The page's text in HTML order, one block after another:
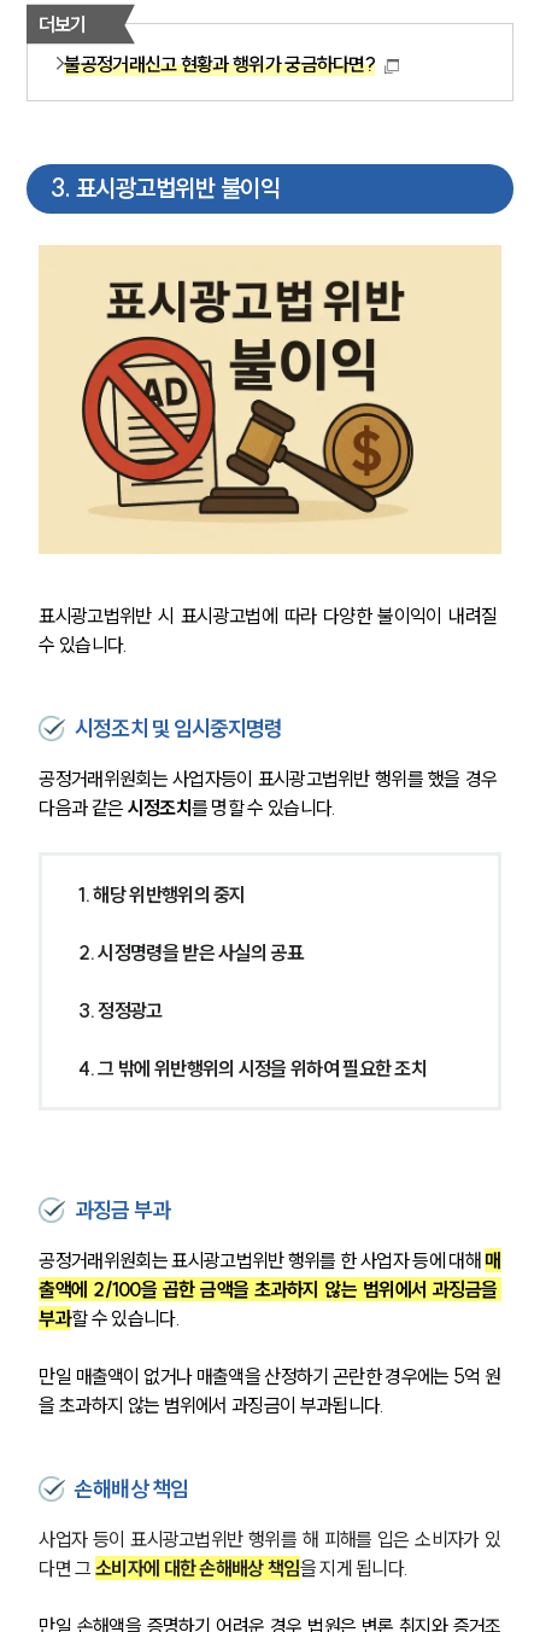
기업법무그룹 업무
PROFESSIONALS
더보기
불공정거래신고 현황과 행위가 궁금하다면?
3. 표시광고법위반 불이익
표시광고법위반 시 표시광고법에 따라 다양한 불이익이 내려질
수 있습니다.
시정조치 및 임시중지명령
공정거래위원회는 사업자등이 표시광고법위반 행위를 했을 경우
다음과 같은 시정조치를 명할 수 있습니다.
1. 해당 위반행위의 중지
2. 시정명령을 받은 사실의 공표
3. 정정광고
4. 그 밖에 위반행위의 시정을 위하여 필요한 조치
과징금 부과
공정거래위원회는 표시광고법위반 행위를 한 사업자 등에 대해 매
출액에 2/100을 곱한 금액을 초과하지 않는 범위에서 과징금을
부과할 수 있습니다.
만일 매출액이 없거나 매출액을 산정하기 곤란한 경우에는 5억 원
을 초과하지 않는 범위에서 과징금이 부과됩니다.
손해배상 책임
사업자 등이 표시광고법위반 행위를 해 피해를 입은 소비자가 있
다면 그 소비자에 대한 손해배상 책임을 지게 됩니다.
만일 손해액을 증명하기 어려운 경우 법원은 변론 취지와 증거조